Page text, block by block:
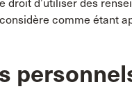
droit d’utiliser des
comme étant